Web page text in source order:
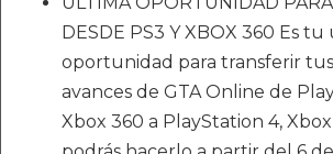
DESDE PS3 Y XBOX 360 Es
oportunidad para transferir
avances de GTA Online de
Xbox 360 a PlayStation 4,